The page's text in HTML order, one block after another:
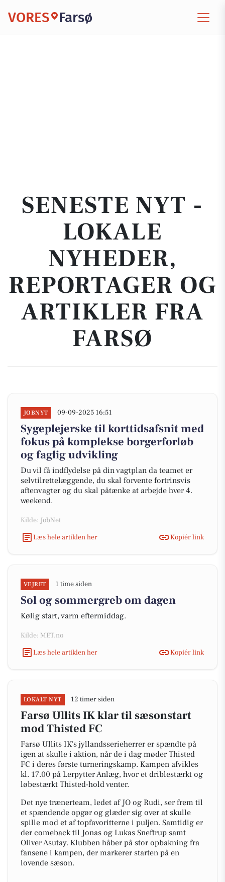
VORES Farsø
SENESTE NYT -
LOKALE
NYHEDER,
REPORTAGER OG
ARTIKLER FRA
FARSØ
JOBNYT 09-09-2025 16:51
Sygeplejerske til korttidsafsnit med
fokus på komplekse borgerforløb
og faglig udvikling
Du vil få indflydelse på din vagtplan da teamet er
selvtilrettelæggende, du skal forvente fortrinsvis
aftenvagter og du skal påtænke at arbejde hver 4.
weekend.
Kilde: JobNet
Læs hele artiklen her
Kopiér link
VEJRET 1 time siden
Sol og sommergreb om dagen
Kølig start, varm eftermiddag.
Kilde: MET.no
Læs hele artiklen her
Kopiér link
LOKALT NYT 12 timer siden
Farsø Ullits IK klar til sæsonstart
mod Thisted FC
Farsø Ullits IK's jyllandsserieherrer er spændte på
igen at skulle i aktion, når de i dag møder Thisted
FC i deres første turneringskamp. Kampen afvikles
kl. 17.00 på Lerpytter Anlæg, hvor et driblestærkt og
løbestærkt Thisted-hold venter.
Det nye trænerteam, ledet af JO og Rudi, ser frem til
et spændende opgør og glæder sig over at skulle
spille mod et af topfavoritterne i puljen. Samtidig er
der comeback til Jonas og Lukas Sneftrup samt
Oliver Asutay. Klubben håber på stor opbakning fra
fansene i kampen, der markerer starten på en
lovende sæson.